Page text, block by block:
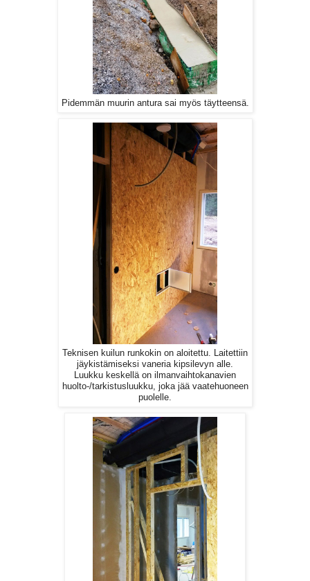
Pidemmän muurin antura sai myös täytteensä.
Teknisen kuilun runkokin on aloitettu. Laitettiin
jäykistämiseksi vaneria kipsilevyn alle.
Luukku keskellä on ilmanvaihtokanavien
huolto-/tarkistusluukku, joka jää vaatehuoneen
puolelle.